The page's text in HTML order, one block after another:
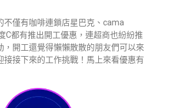
不僅有咖啡連鎖店星巴克、cama
C都有推出開工優惠，連超商也紛紛推
，開工還覺得懶懶散散的朋友們可以來
接接下來的工作挑戰！馬上來看優惠有